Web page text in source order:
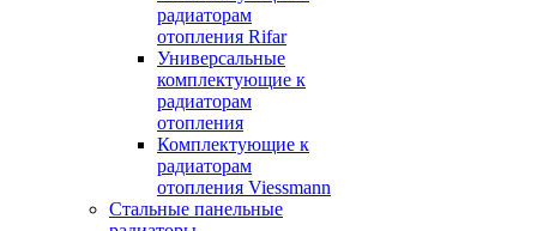
радиаторам
отопления Rifar
Универсальные
комплектующие к
радиаторам
отопления
Комплектующие к
радиаторам
отопления Viessmann
Стальные панельные